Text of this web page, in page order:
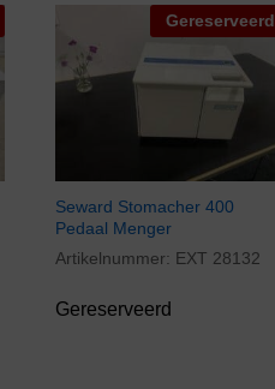
Gereserveerd
Seward Stomacher 400
Pedaal Menger
Artikelnummer: EXT 28132
Gereserveerd